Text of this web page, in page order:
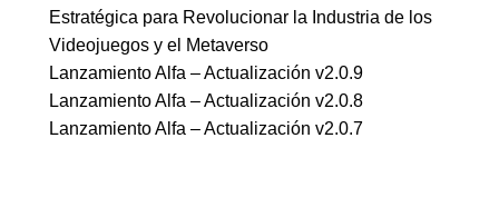
Estratégica para Revolucionar la Industria de los
Videojuegos y el Metaverso
Lanzamiento Alfa – Actualización v2.0.9
Lanzamiento Alfa – Actualización v2.0.8
Lanzamiento Alfa – Actualización v2.0.7